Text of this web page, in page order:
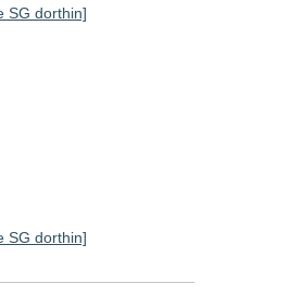
SG dorthin]
SG dorthin]